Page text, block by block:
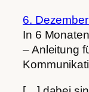
6.
In 6
– Anleitung